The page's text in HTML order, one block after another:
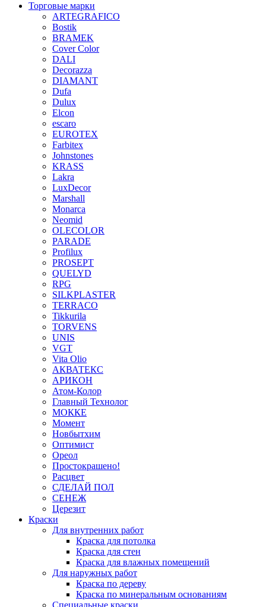
Торговые марки
ARTEGRAFICO
Bostik
BRAMEK
Cover Color
DALI
Decorazza
DIAMANT
Dufa
Dulux
Elcon
escaro
EUROTEX
Farbitex
Johnstones
KRASS
Lakra
LuxDecor
Marshall
Monarca
Neomid
OLECOLOR
PARADE
Profilux
PROSEPT
QUELYD
RPG
SILKPLASTER
TERRACO
Tikkurila
TORVENS
UNIS
VGT
Vita Olio
АКВАТЕКС
АРИКОН
Атом-Колор
Главный Технолог
МOККЕ
Момент
Новбытхим
Оптимист
Ореол
Простокрашено!
Расцвет
СДЕЛАЙ ПОЛ
СЕНЕЖ
Церезит
Краски
Для внутренних работ
Краска для потолка
Краска для стен
Краска для влажных помещений
Для наружных работ
Краска по дереву
Краска по минеральным основаниям
Специальные краски